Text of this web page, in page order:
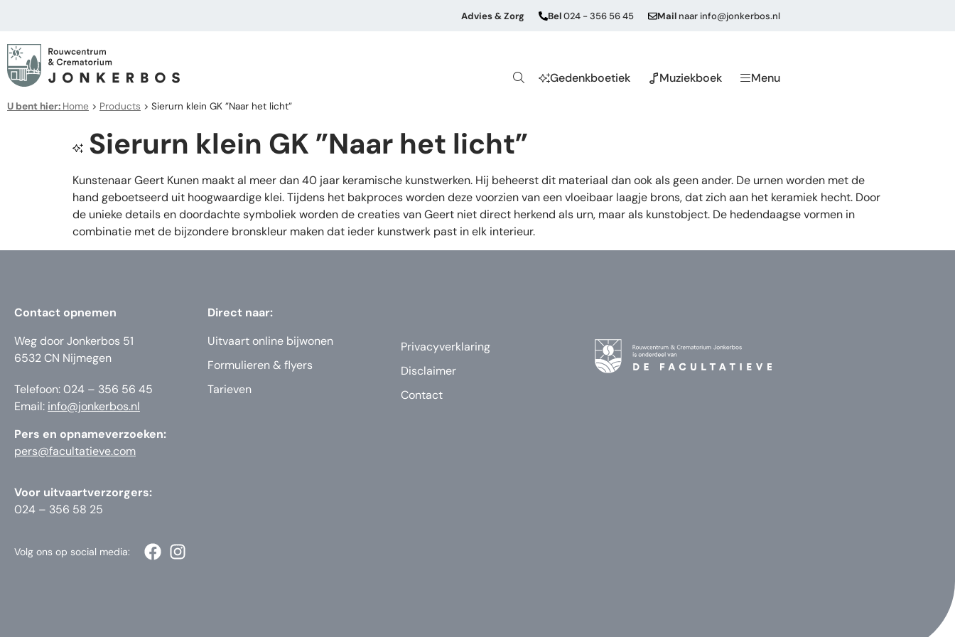
Advies & Zorg Bel024 - 356 56 45 Mail naarinfo@jonkerbos.nl
Gedenkboetiek Muziekboek Menu
U bent hier: Home > Products > Sierurn klein GK ”Naar het licht”
Sierurn klein GK ”Naar het licht”
Kunstenaar Geert Kunen maakt al meer dan 40 jaar keramische kunstwerken. Hij beheerst dit materiaal dan ook als geen ander. De urnen worden met de
hand geboetseerd uit hoogwaardige klei. Tijdens het bakproces worden deze voorzien van een vloeibaar laagje brons, dat zich aan het keramiek hecht. Door
de unieke details en doordachte symboliek worden de creaties van Geert niet direct herkend als urn, maar als kunstobject. De hedendaagse vormen in
combinatie met de bijzondere bronskleur maken dat ieder kunstwerk past in elk interieur.
Contact opnemen
Weg door Jonkerbos 51
6532 CN Nijmegen
Telefoon: 024 – 356 56 45
Email: info@jonkerbos.nl
Pers en opnameverzoeken:
pers@facultatieve.com
Voor uitvaartverzorgers:
024 – 356 58 25
Direct naar:
Uitvaart online bijwonen
Formulieren & flyers
Tarieven
Privacyverklaring
Disclaimer
Contact
Volg ons op social media: